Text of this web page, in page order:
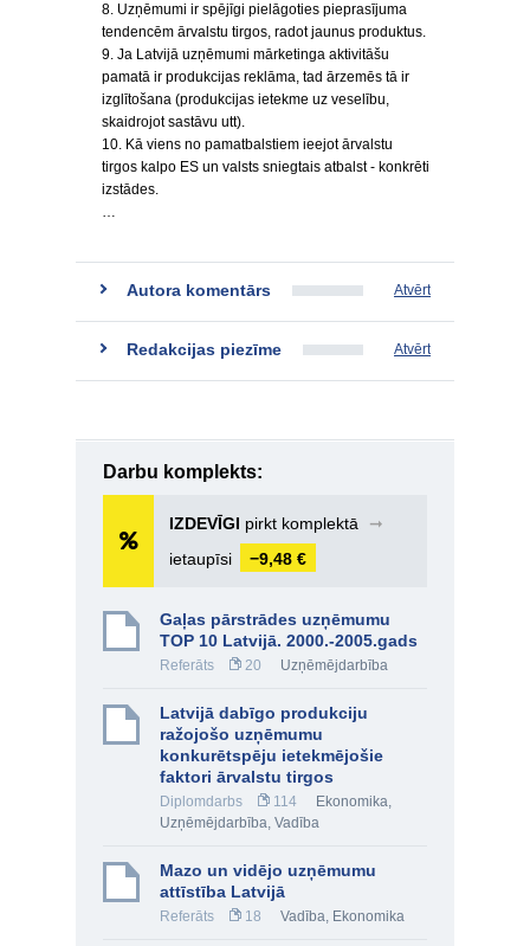
8. Uzņēmumi ir spējīgi pielāgoties pieprasījuma
tendencēm ārvalstu tirgos, radot jaunus produktus.
9. Ja Latvijā uzņēmumi mārketinga aktivitāšu
pamatā ir produkcijas reklāma, tad ārzemēs tā ir
izglītošana (produkcijas ietekme uz veselību,
skaidrojot sastāvu utt).
10. Kā viens no pamatbalstiem ieejot ārvalstu
tirgos kalpo ES un valsts sniegtais atbalst - konkrēti
izstādes.
…
Autora komentārs Atvērt
Redakcijas piezīme Atvērt
Darbu komplekts:
IZDEVĪGI pirkt komplektā
➞
ietaupīsi
−9,48 €
Gaļas pārstrādes uzņēmumu
TOP 10 Latvijā. 2000.-2005.gads
Referāts 20 Uzņēmējdarbība
Latvijā dabīgo produkciju
ražojošo uzņēmumu
konkurētspēju ietekmējošie
faktori ārvalstu tirgos
Diplomdarbs 114 Ekonomika,
Uzņēmējdarbība, Vadība
Mazo un vidējo uzņēmumu
attīstība Latvijā
Referāts 18 Vadība, Ekonomika